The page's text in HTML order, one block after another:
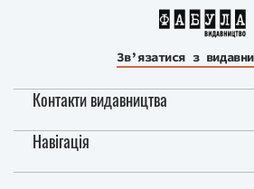
Зв’язатися з
Контакти видавництва
Навігація